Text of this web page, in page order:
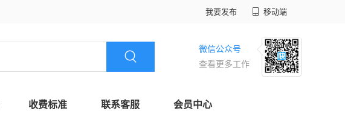
我要发布 移动端
微信公众号
查看更多工作
收费标准 联系客服 会员中心